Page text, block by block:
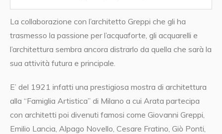
La collaborazione con l’architetto Greppi che gli ha
trasmesso la passione per l’acquaforte, gli acquarelli e
l’architettura sembra ancora distrarlo da quella che sarà la
sua attività futura e principale.
E’ del 1921 infatti una prestigiosa mostra di architettura
alla “Famiglia Artistica” di Milano a cui Arata partecipa
con architetti poi divenuti famosi come Giovanni Greppi,
Emilio Lancia, Alpago Novello, Cesare Fratino, Giò Ponti,